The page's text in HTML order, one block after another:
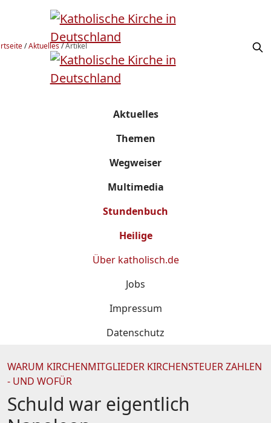
/Aktuelles/Artikel
Aktuelles
Themen
Wegweiser
Multimedia
Stundenbuch
Heilige
Über katholisch.de
Jobs
Impressum
Datenschutz
WARUM KIRCHENMITGLIEDER KIRCHENSTEUER ZAHLEN
- UND WOFÜR
Schuld war eigentlich